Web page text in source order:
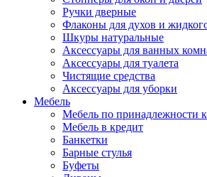
Ручки дверные
Флаконы для духов и
Шкуры натуральные
Аксессуары для ванных
Аксессуары для туалета
Чистящие средства
Аксессуары для уборки
Мебель
Мебель по принадлежности
Мебель в кредит
Банкетки
Барные стулья
Буфеты